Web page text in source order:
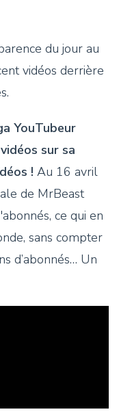
du jour au
vidéos derrière
YouTubeur
sur sa
! Au 16 avril
de MrBeast
ce qui en
sans compter
d’abonnés… Un